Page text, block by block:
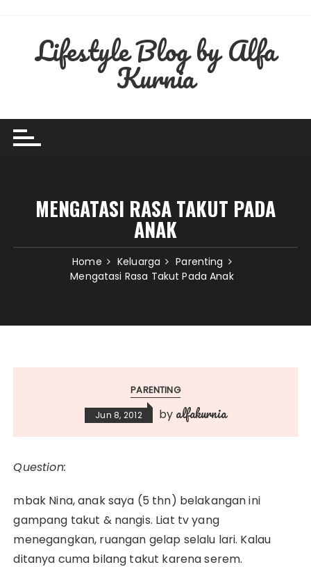
contentLifestyle Blog by Alfa
Kurnia
MENGATASI RASA TAKUT PADA
ANAK
Home Keluarga
Parenting
Mengatasi Rasa Takut Pada Anak
PARENTING
Jun 8, 2012 by alfakurnia
Question:
mbak Nina, anak saya (5 thn) belakangan ini
gampang takut & nangis. Liat tv yang
menegangkan, ruangan gelap selalu lari. Kalau
ditanya cuma bilang takut karena serem.